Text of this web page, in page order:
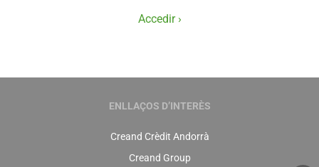
Accedir ›
ENLLAÇOS D’INTERÈS
Creand Crèdit Andorrà
Creand Group